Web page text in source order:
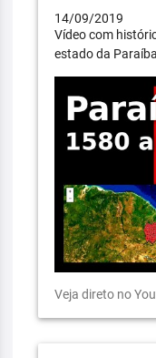
14/09/2019
Vídeo com
estado da
Veja direto no